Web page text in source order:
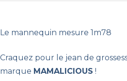
Le mannequin mesure 1m78
Craquez pour le jean de
marque MAMALICIOUS !